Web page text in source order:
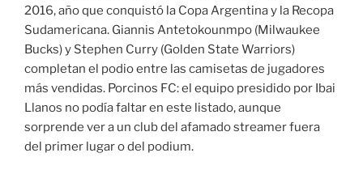
2016, año que conquistó la Copa Argentina y la Recopa
Sudamericana. Giannis Antetokounmpo (Milwaukee
Bucks) y Stephen Curry (Golden State Warriors)
completan el podio entre las camisetas de jugadores
más vendidas. Porcinos FC: el equipo presidido por Ibai
Llanos no podía faltar en este listado, aunque
sorprende ver a un club del afamado streamer fuera
del primer lugar o del podium.